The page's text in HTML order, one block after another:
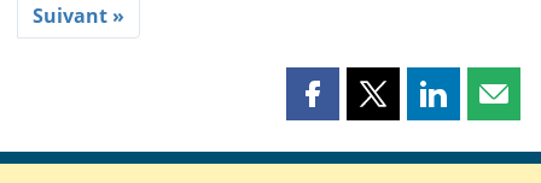
Suivant »
Partager
page
Partager
page
Partager
page page